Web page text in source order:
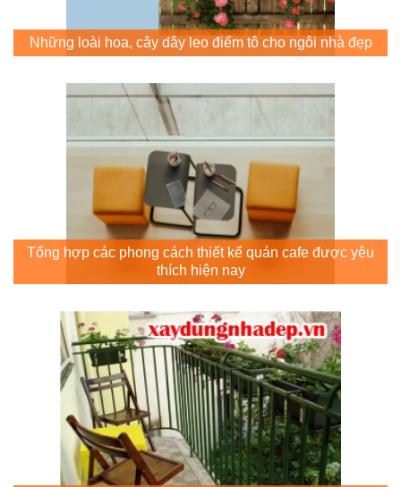
Những loài hoa, cây dây leo điểm tô cho ngôi nhà đẹp
Tổng hợp các phong cách thiết kế quán cafe được yêu
thích hiện nay